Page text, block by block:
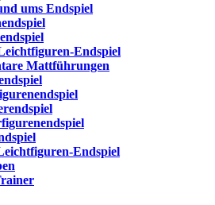
ums Endspiel
Endspiel
Mattführungen
Endspiel